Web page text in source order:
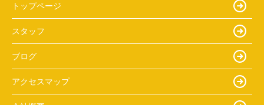
トップページ
スタッフ
ブログ
アクセスマップ